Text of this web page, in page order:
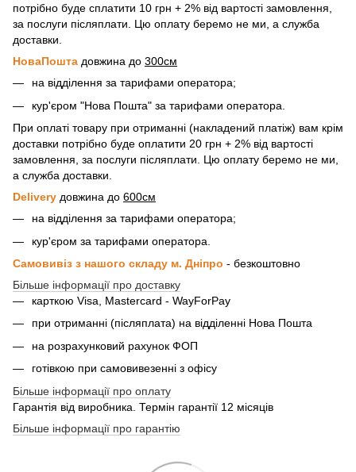
потрібно буде сплатити 10 грн + 2% від вартості замовлення,
за послуги післяплати. Цю оплату беремо не ми, а служба
доставки.
НоваПошта довжина до 300см
на відділення за тарифами оператора;
кур'єром "Нова Пошта" за тарифами оператора.
При оплаті товару при отриманні (накладений платіж) вам крім
доставки потрібно буде оплатити 20 грн + 2% від вартості
замовлення, за послуги післяплати. Цю оплату беремо не ми,
а служба доставки.
Delivery довжина до 600см
на відділення за тарифами оператора;
кур'єром за тарифами оператора.
Самовивіз з нашого складу м. Дніпро - безкоштовно
Більше інформації про доставку
карткою Visa, Mastercard - WayForPay
при отриманні (післяплата) на відділенні Нова Пошта
на розрахунковий рахунок ФОП
готівкою при самовивезенні з офісу
Більше інформації про оплату
Гарантія від виробника. Термін гарантії 12 місяців
Більше інформації про гарантію